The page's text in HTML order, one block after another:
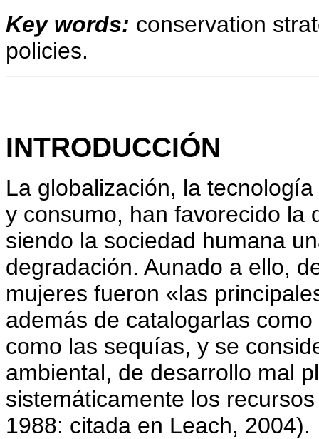
Key words: conservation
policies.
INTRODUCCIÓN
La globalización, la
y consumo, han favorecido la
siendo la sociedad humana
degradación. Aunado a ello,
mujeres fueron «las
además de catalogarlas
como las sequías, y se
ambiental, de desarrollo mal
sistemáticamente los
1988: citada en Leach, 2004).